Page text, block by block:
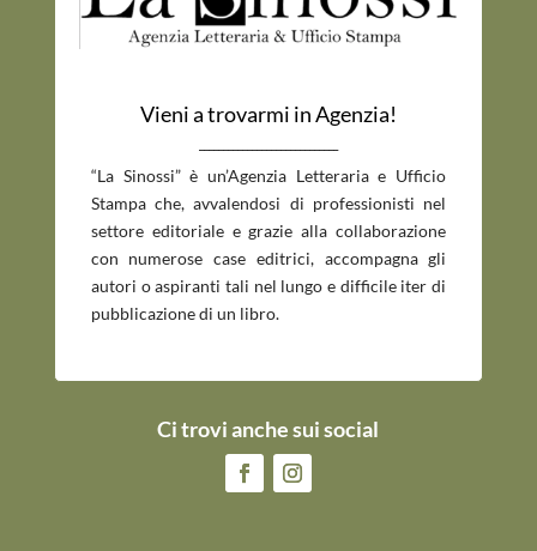
Vieni a trovarmi in Agenzia!
“La Sinossi” è un’Agenzia Letteraria e Ufficio
Stampa che, avvalendosi di professionisti nel
settore editoriale e grazie alla collaborazione
con numerose case editrici, accompagna gli
autori o aspiranti tali nel lungo e difficile iter di
pubblicazione di un libro.
Ci trovi anche sui social